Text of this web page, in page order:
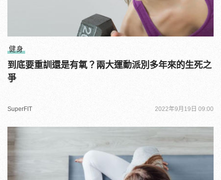
健身
到底要重訓還是有氧？兩大運動派別多年來的生死之
爭
SuperFIT 2022年9月19日 09:00